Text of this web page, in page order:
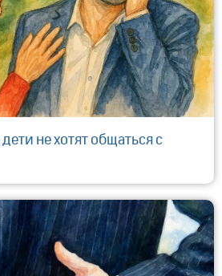
не хотят общаться с